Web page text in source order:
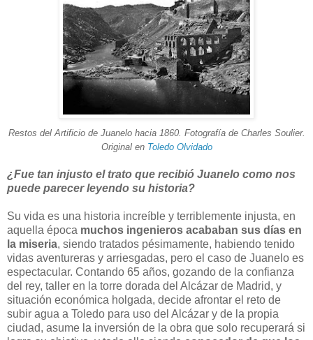
Restos del Artificio de Juanelo hacia 1860. Fotografía de Charles Soulier.
Original en Toledo Olvidado
¿Fue tan injusto el trato que recibió Juanelo como nos
puede parecer leyendo su historia?
Su vida es una historia increíble y terriblemente injusta, en
aquella época muchos ingenieros acababan sus días en
la miseria, siendo tratados pésimamente, habiendo tenido
vidas aventureras y arriesgadas, pero el caso de Juanelo es
espectacular. Contando 65 años, gozando de la confianza
del rey, taller en la torre dorada del Alcázar de Madrid, y
situación económica holgada, decide afrontar el reto de
subir agua a Toledo para uso del Alcázar y de la propia
ciudad, asume la inversión de la obra que solo recuperará si